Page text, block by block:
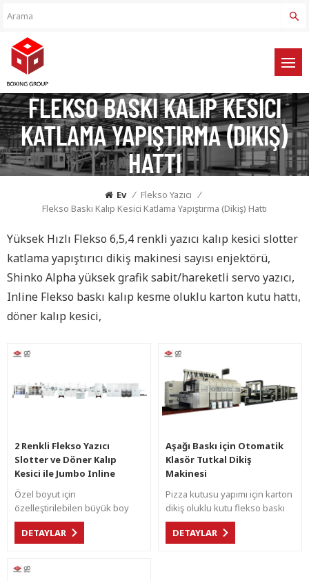
FLEKSO BASKI KALIP KESICI
KATLAMA YAPIŞTIRMA (DIKIŞ)
HATTI
Ev / Flekso Yazıcı /
Flekso Baskı Kalıp Kesici Katlama Yapıştırma (Dikiş) Hattı
Yüksek Hızlı Flekso 6,5,4 renkli yazıcı kalıp kesici slotter
katlama yapıştırıcı dikiş makinesi sayısı enjektörü,
Shinko Alpha yüksek grafik sabit/hareketli servo yazıcı,
Inline Flekso baskı kalıp kesme oluklu karton kutu hattı,
döner kalıp kesici,
2 Renkli Flekso Yazıcı
Slotter ve Döner Kalıp
Kesici ile Jumbo Inline
Makinesi
Özel boyut için
özelleştirilebilen büyük boy
Jumbo makinesi, satır içi
katlama yapıştırma ve karşı
DETAYLAR
Aşağı Baskı için Otomatik
Klasör Tutkal Dikiş
Makinesi
Pizza kutusu yapımı için karton
dikiş oluklu kutu flekso baskı
makineleri.
DETAYLAR